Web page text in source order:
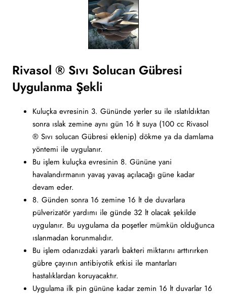
Rivasol ® Sıvı Solucan Gübresi
Uygulanma Şekli
Kuluçka evresinin 3. Gününde yerler su ile ıslatıldıktan
sonra ıslak zemine aynı gün 16 lt suya (100 cc Rivasol
® Sıvı solucan Gübresi eklenip) dökme ya da damlama
yöntemi ile uygulanır.
Bu işlem kuluçka evresinin 8. Gününe yani
havalandırmanın yavaş yavaş açılacağı güne kadar
devam eder.
8. Günden sonra 16 zemine 16 lt de duvarlara
pülverizatör yardımı ile günde 32 lt olacak şekilde
uygulanır. Bu uygulama da poşetler mümkün olduğunca
ıslanmadan korunmalıdır.
Bu işlem odanızdaki yararlı bakteri miktarını arttırırken
gübre çayının antibiyotik etkisi ile mantarları
hastalıklardan koruyacaktır.
Uygulama ilk pin gününe kadar zemin 16 lt duvarlar 16